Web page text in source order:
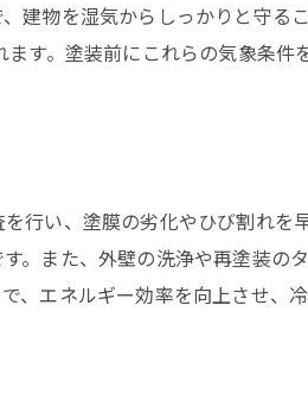
建物を湿気からしっかりと守る
す。塗装前にこれらの気象条件
行い、塗膜の劣化やひび割れを
。また、外壁の洗浄や再塗装の
、エネルギー効率を向上させ、